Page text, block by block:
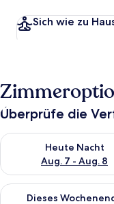
Sich wie zu
Überprüfe die
Heute Nacht
Aug. 7 - Aug. 8
Überprüfe die
Dieses
Überprüfe die